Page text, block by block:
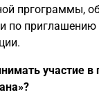
пргограммы,
по
участие в